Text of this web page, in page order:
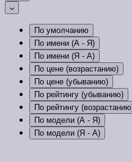
По умолчанию
По имени (A - Я)
По имени (Я - A)
По цене (возрастанию)
По цене (убыванию)
По рейтингу (убыванию)
По рейтингу
По модели (A - Я)
По модели (Я - A)